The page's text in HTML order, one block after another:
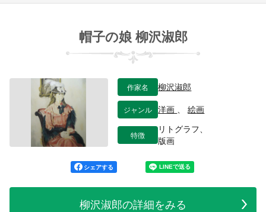
帽子の娘 柳沢淑郎
作家名 柳沢淑郎
ジャンル 洋画 、絵画
特徴
リトグラフ、
版画
シェアする
柳沢淑郎の詳細をみる